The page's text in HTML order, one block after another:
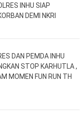
INHU SIAP
DEMI NKRI
DAN PEMDA INHU
STOP KARHUTLA ,
MOMEN FUN RUN TH